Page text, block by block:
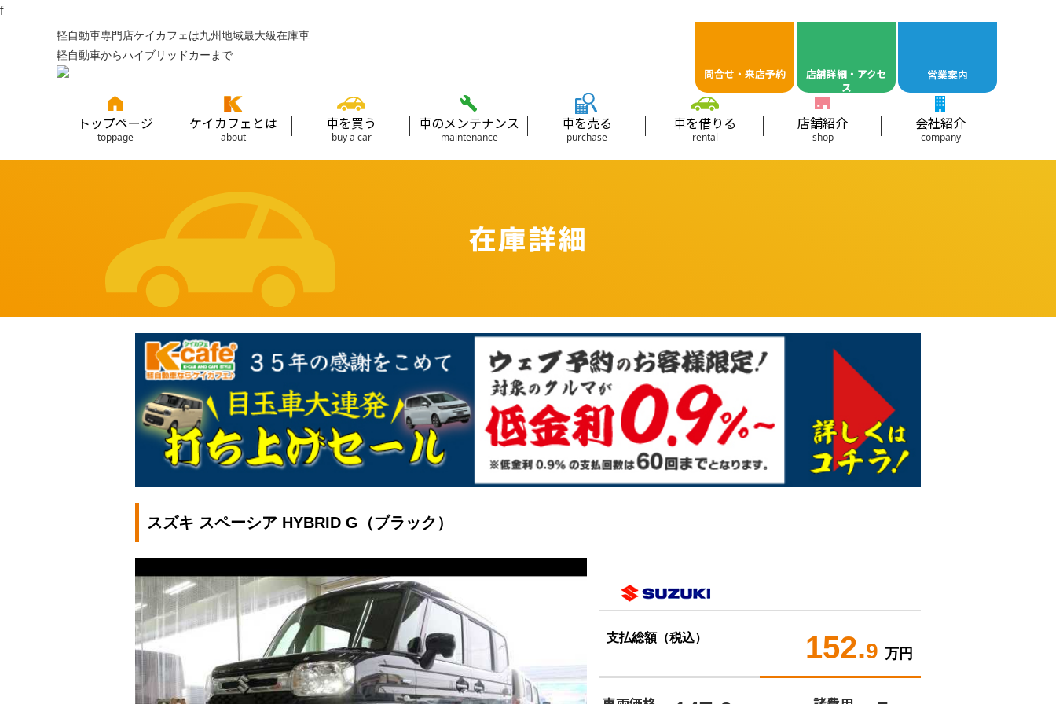
f
軽自動車専門店ケイカフェは九州地域最大級在庫車
軽自動車からハイブリッドカーまで
問合せ・来店予約
店舖詳細・アクセ
ス
営業案内
トップページ
toppage
ケイカフェとは
about
車を買う
buy a car
車のメンテナンス
maintenance
車を売る
purchase
車を借りる
rental
店舗紹介
shop
会社紹介
company
在庫詳細
スズキ スペーシア HYBRID G（ブラック）
支払総額（税込） 152.9 万円